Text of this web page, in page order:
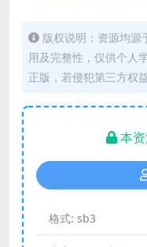
版权说明：资源均源
用及完整性，仅供个人
正版，若侵犯第三方权
本
格式: sb3